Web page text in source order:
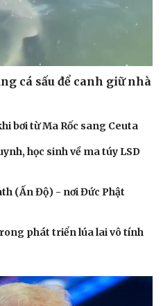
cá sấu để canh giữ nhà
bơi từ Ma Rốc sang Ceuta
học sinh về ma túy LSD
(Ấn Độ) - nơi Đức Phật
phát triển lúa lai vô tính